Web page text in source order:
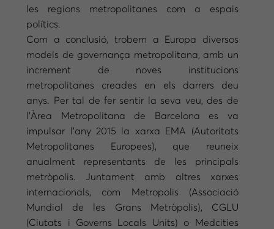
les regions metropolitanes com a espais
polítics.
Com a conclusió, trobem a Europa diversos
models de governança metropolitana, amb un
increment de noves institucions
metropolitanes creades en els darrers deu
anys. Per tal de fer sentir la seva veu, des de
l’Àrea Metropolitana de Barcelona es va
impulsar l’any 2015 la xarxa EMA (Autoritats
Metropolitanes Europees), que reuneix
anualment representants de les principals
metròpolis. Juntament amb altres xarxes
internacionals, com Metropolis (Associació
Mundial de les Grans Metròpolis), CGLU
(Ciutats i Governs Locals Units) o Medcities